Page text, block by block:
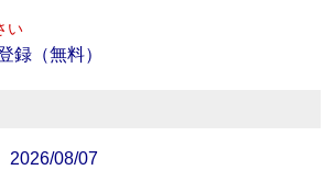
い
録（無料）
08/07